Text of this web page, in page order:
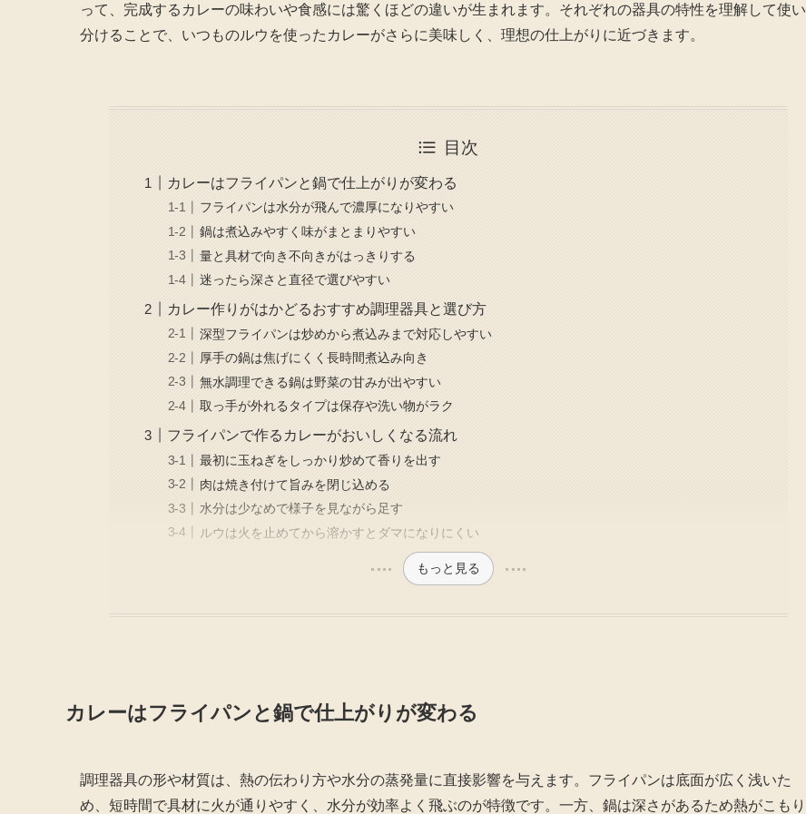
って、完成するカレーの味わいや食感には驚くほどの違いが生まれます。それぞれの器具の特性を理解して使い
分けることで、いつものルウを使ったカレーがさらに美味しく、理想の仕上がりに近づきます。
目次
カレーはフライパンと鍋で仕上がりが変わる
フライパンは水分が飛んで濃厚になりやすい
鍋は煮込みやすく味がまとまりやすい
量と具材で向き不向きがはっきりする
迷ったら深さと直径で選びやすい
カレー作りがはかどるおすすめ調理器具と選び方
深型フライパンは炒めから煮込みまで対応しやすい
厚手の鍋は焦げにくく長時間煮込み向き
無水調理できる鍋は野菜の甘みが出やすい
取っ手が外れるタイプは保存や洗い物がラク
フライパンで作るカレーがおいしくなる流れ
最初に玉ねぎをしっかり炒めて香りを出す
肉は焼き付けて旨みを閉じ込める
水分は少なめで様子を見ながら足す
ルウは火を止めてから溶かすとダマになりにくい
もっと見る
カレーはフライパンと鍋で仕上がりが変わる
調理器具の形や材質は、熱の伝わり方や水分の蒸発量に直接影響を与えます。フライパンは底面が広く浅いた
め、短時間で具材に火が通りやすく、水分が効率よく飛ぶのが特徴です。一方、鍋は深さがあるため熱がこもり